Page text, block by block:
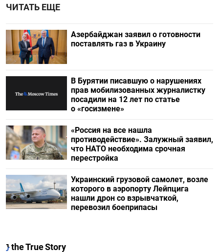
ЧИТАТЬ ЕЩЕ
Азербайджан заявил о готовности
поставлять газ в Украину
В Бурятии писавшую о нарушениях
прав мобилизованных журналистку
посадили на 12 лет по статье
о «госизмене»
«Россия на все нашла
противодействие». Залужный заявил,
что НАТО необходима срочная
перестройка
Украинский грузовой самолет, возле
которого в аэропорту Лейпцига
нашли дрон со взрывчаткой,
перевозил боеприпасы